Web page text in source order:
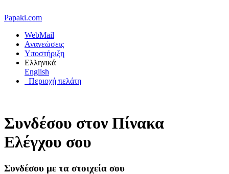
Papaki.com
WebMail
Ανανεώσεις
Υποστήριξη
Ελληνικά
English
Περιοχή πελάτη
Συνδέσου στον Πίνακα
Ελέγχου σου
Συνδέσου με τα στοιχεία σου